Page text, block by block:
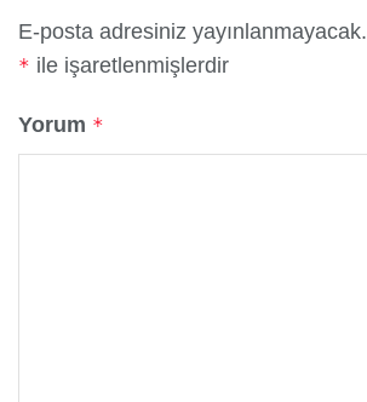
E-posta adresiniz yayınlanmayacak.
* ile işaretlenmişlerdir
Yorum *